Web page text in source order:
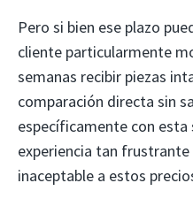
Pero si bien ese plazo
cliente particularmente
semanas recibir piezas
comparación directa sin
específicamente con esta
experiencia tan
inaceptable a estos